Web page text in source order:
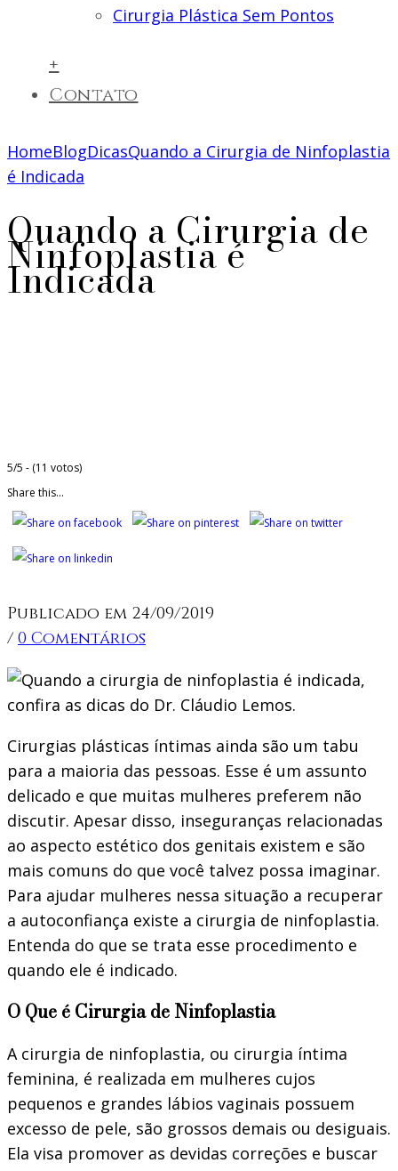
Cirurgia Plástica Sem Pontos
+
Contato
HomeBlogDicasQuando a Cirurgia de Ninfoplastia
é Indicada
Quando a Cirurgia de
Ninfoplastia é
Indicada
5/5 - (11 votos)
Share this...
Publicado em 24/09/2019
/ 0 Comentários
Cirurgias plásticas íntimas ainda são um tabu
para a maioria das pessoas. Esse é um assunto
delicado e que muitas mulheres preferem não
discutir. Apesar disso, inseguranças relacionadas
ao aspecto estético dos genitais existem e são
mais comuns do que você talvez possa imaginar.
Para ajudar mulheres nessa situação a recuperar
a autoconfiança existe a cirurgia de ninfoplastia.
Entenda do que se trata esse procedimento e
quando ele é indicado.
O Que é Cirurgia de Ninfoplastia
A cirurgia de ninfoplastia, ou cirurgia íntima
feminina, é realizada em mulheres cujos
pequenos e grandes lábios vaginais possuem
excesso de pele, são grossos demais ou desiguais.
Ela visa promover as devidas correções e buscar